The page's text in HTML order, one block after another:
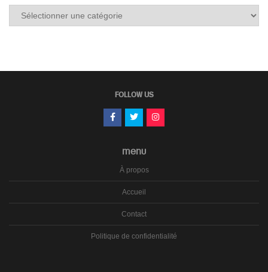
FOLLOW US
MENU
À propos
Accueil
Contact
Politique de confidentialité